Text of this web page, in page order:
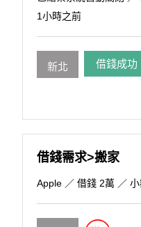
1小時之前
新北 借錢成功
借錢需求>搬家
Apple ／ 借錢 2萬 ／